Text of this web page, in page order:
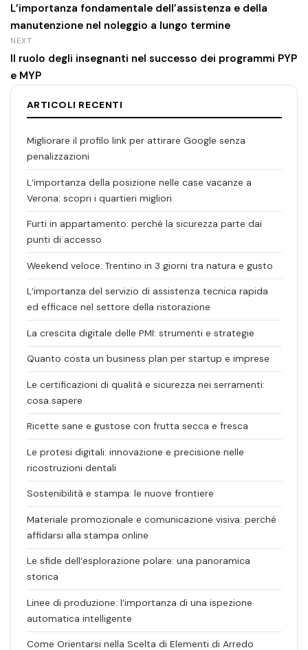
L’importanza fondamentale dell’assistenza e della
manutenzione nel noleggio a lungo termine
NEXT
Il ruolo degli insegnanti nel successo dei programmi PYP
e MYP
ARTICOLI RECENTI
Migliorare il profilo link per attirare Google senza
penalizzazioni
L’importanza della posizione nelle case vacanze a
Verona: scopri i quartieri migliori
Furti in appartamento: perché la sicurezza parte dai
punti di accesso
Weekend veloce: Trentino in 3 giorni tra natura e gusto
L’importanza del servizio di assistenza tecnica rapida
ed efficace nel settore della ristorazione
La crescita digitale delle PMI: strumenti e strategie
Quanto costa un business plan per startup e imprese
Le certificazioni di qualità e sicurezza nei serramenti:
cosa sapere
Ricette sane e gustose con frutta secca e fresca
Le protesi digitali: innovazione e precisione nelle
ricostruzioni dentali
Sostenibilità e stampa: le nuove frontiere
Materiale promozionale e comunicazione visiva: perché
affidarsi alla stampa online
Le sfide dell’esplorazione polare: una panoramica
storica
Linee di produzione: l’importanza di una ispezione
automatica intelligente
Come Orientarsi nella Scelta di Elementi di Arredo